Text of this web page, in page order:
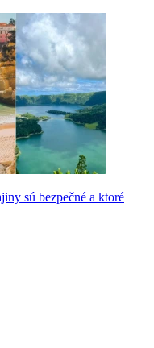
sú bezpečné a ktoré